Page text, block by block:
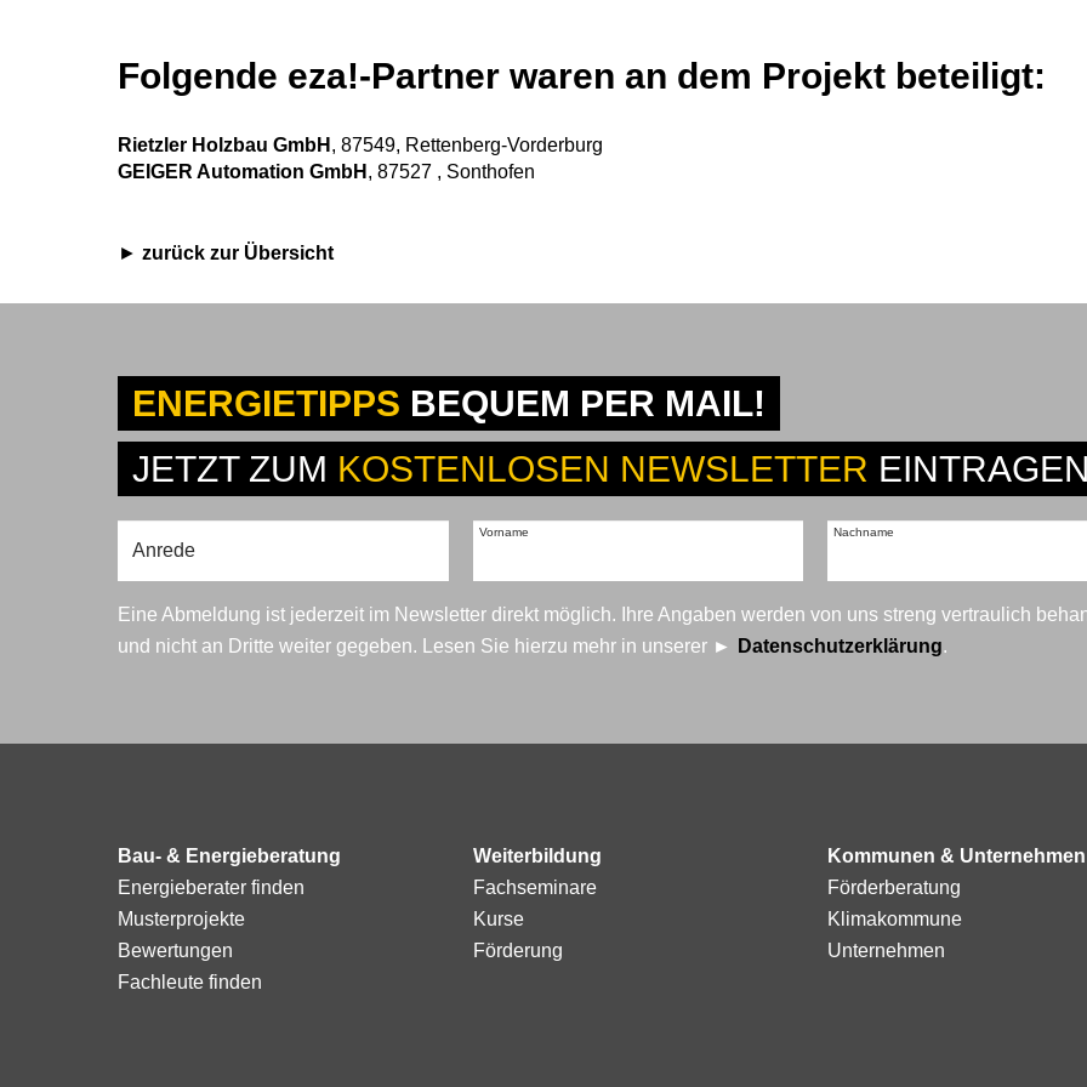
Folgende eza!-Partner waren an dem Projekt beteiligt:
Rietzler Holzbau GmbH , 87549, Rettenberg-Vorderburg
GEIGER Automation GmbH , 87527 , Sonthofen
zurück zur Übersicht
ENERGIETIPPS BEQUEM PER MAIL!
JETZT ZUM KOSTENLOSEN NEWSLETTER
Vorname Nachname
Eine Abmeldung ist jederzeit im Newsletter direkt möglich. Ihre Angaben werden von uns streng vertraulich
und nicht an Dritte weiter gegeben. Lesen Sie hierzu mehr in unserer
Datenschutzerklärung.
Bau- & Energieberatung
Energieberater finden
Musterprojekte
Bewertungen
Fachleute finden
Weiterbildung
Fachseminare
Kurse
Förderung
Kommunen & Unternehmen
Förderberatung
Klimakommune
Unternehmen